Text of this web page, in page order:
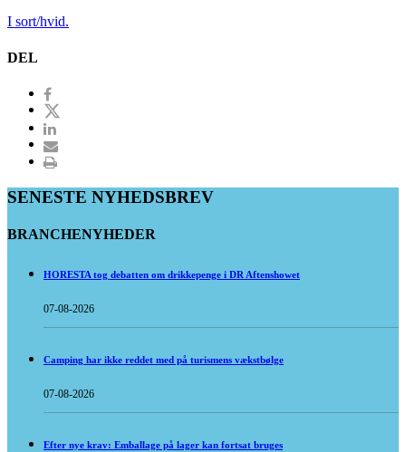
I sort/hvid.
DEL
SENESTE NYHEDSBREV
BRANCHENYHEDER
HORESTA tog debatten om drikkepenge i DR Aftenshowet
07-08-2026
Camping har ikke reddet med på turismens vækstbølge
07-08-2026
Efter nye krav: Emballage på lager kan fortsat bruges